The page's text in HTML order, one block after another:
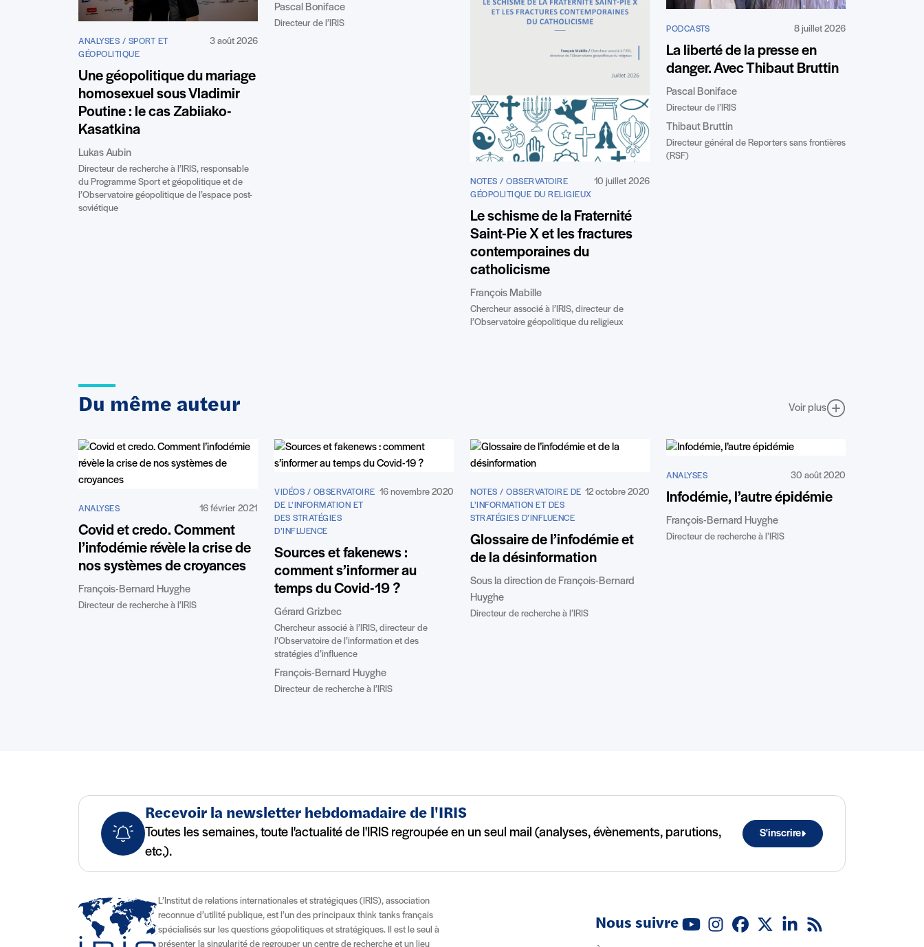
ANALYSES / SPORT ET
GÉOPOLITIQUE
3 août 2026
Une géopolitique du mariage
homosexuel sous Vladimir
Poutine : le cas Zabiiako-
Kasatkina
Lukas Aubin
Directeur de recherche à l’IRIS, responsable
du Programme Sport et géopolitique et de
l’Observatoire géopolitique de l’espace post-
soviétique
Pascal Boniface
Directeur de l’IRIS
NOTES / OBSERVATOIRE
GÉOPOLITIQUE DU RELIGIEUX
10 juillet 2026
Le schisme de la Fraternité
Saint-Pie X et les fractures
contemporaines du
catholicisme
François Mabille
Chercheur associé à l’IRIS, directeur de
l’Observatoire géopolitique du religieux
PODCASTS 8 juillet 2026
La liberté de la presse en
danger. Avec Thibaut Bruttin
Pascal Boniface
Directeur de l’IRIS
Thibaut Bruttin
Directeur général de Reporters sans frontières
(RSF)
Du même auteur Voir plus
ANALYSES 16 février 2021
Covid et credo. Comment
l’infodémie révèle la crise de
nos systèmes de croyances
François-Bernard Huyghe
Directeur de recherche à l’IRIS
VIDÉOS / OBSERVATOIRE
DE L’INFORMATION ET
DES STRATÉGIES
D’INFLUENCE
16 novembre 2020
Sources et fakenews :
comment s’informer au
temps du Covid-19 ?
Gérard Grizbec
Chercheur associé à l’IRIS, directeur de
l’Observatoire de l’information et des
stratégies d’influence
François-Bernard Huyghe
Directeur de recherche à l’IRIS
NOTES / OBSERVATOIRE DE
L’INFORMATION ET DES
STRATÉGIES D’INFLUENCE
12 octobre 2020
Glossaire de l’infodémie et
de la désinformation
Sous la direction de François-Bernard
Huyghe
Directeur de recherche à l’IRIS
ANALYSES 30 août 2020
Infodémie, l’autre épidémie
François-Bernard Huyghe
Directeur de recherche à l’IRIS
Recevoir la newsletter hebdomadaire de l'IRIS
Toutes les semaines, toute l'actualité de l'IRIS regroupée en un seul mail (analyses, évènements, parutions,
etc.).
S'inscrire
L’Institut de relations internationales et stratégiques (IRIS), association
reconnue d’utilité publique, est l’un des principaux think tanks français
spécialisés sur les questions géopolitiques et stratégiques. Il est le seul à
présenter la singularité de regrouper un centre de recherche et un lieu
Nous suivre YoutubeInstagramFacebookX (Twitter)
LinkedinFlux RSS